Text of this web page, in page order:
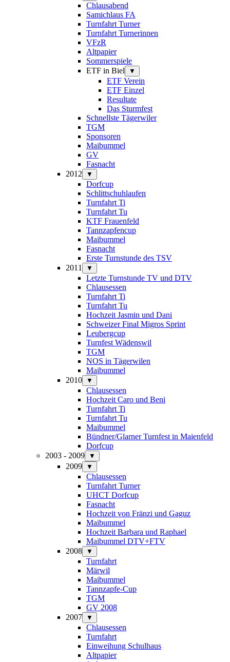
Chlausabend
Samichlaus FA
Turnfahrt Turner
Turnfahrt Turnerinnen
VFzR
Altpapier
Sommerspiele
ETF in Biel
▼
ETF Verein
ETF Einzel
Resultate
Das Sturmfest
Schnellste Tägerwiler
TGM
Sponsoren
Maibummel
GV
Fasnacht
2012
▼
Dorfcup
Schlittschuhlaufen
Turnfahrt Ti
Turnfahrt Tu
KTF Frauenfeld
Tannzapfencup
Maibummel
Fasnacht
Erste Turnstunde des TSV
2011
▼
Letzte Turnstunde TV und DTV
Chlausessen
Turnfahrt Ti
Turnfahrt Tu
Hochzeit Jasmin und Dani
Schweizer Final Migros Sprint
Leubergcup
Turnfest Wädenswil
TGM
NOS in Tägerwilen
Maibummel
2010
▼
Chlausessen
Hochzeit Caro und Beni
Turnfahrt Ti
Turnfahrt Tu
Maibummel
Bündner/Glarner Turnfest in Maienfeld
Dorfcup
2003 - 2009
▼
2009 ▼
Chlausessen
Turnfahrt Turner
UHCT Dorfcup
Fasnacht
Hochzeit von Fränzi und Gaguz
Maibummel
Hochzeit Barbara und Raphael
Maibummel DTV+FTV
2008
▼
Turnfahrt
Märwil
Maibummel
Tannzapfe-Cup
TGM
GV 2008
2007
▼
Chlausessen
Turnfahrt
Einweihung Schulhaus
Altpapier